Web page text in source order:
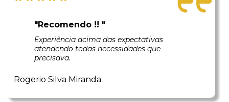
"Recomendo !! "
Experiência acima das expectativas
atendendo todas necessidades que
precisava.
Rogerio Silva Miranda